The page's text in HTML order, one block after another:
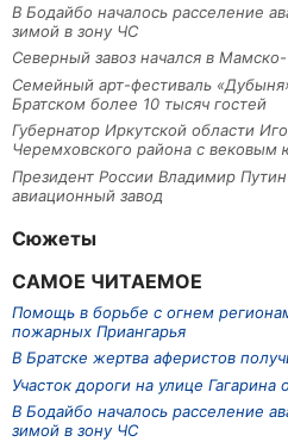
В Бодайбо началось расселение
зимой в зону ЧС
Северный завоз начался в
Семейный арт-фестиваль
Братском более 10 тысяч гостей
Губернатор Иркутской области
Черемховского района с вековым
Президент России Владимир
авиационный завод
Сюжеты
САМОЕ ЧИТАЕМОЕ
Помощь в борьбе с огнем
пожарных Приангарья
В Братске жертва аферистов
Участок дороги на улице Гагарина
В Бодайбо началось расселение
зимой в зону ЧС